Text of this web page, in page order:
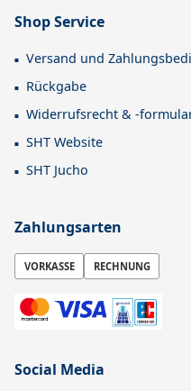
Shop Service
Versand und
Rückgabe
Widerrufsrecht & -
SHT Website
SHT Jucho
Zahlungsarten
VORKASSE RECHNUNG
Social Media